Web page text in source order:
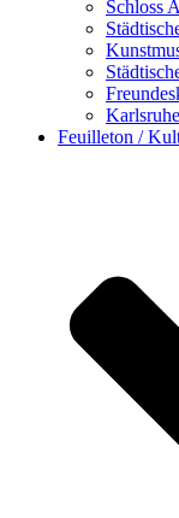
Schloss
Feuilleton /